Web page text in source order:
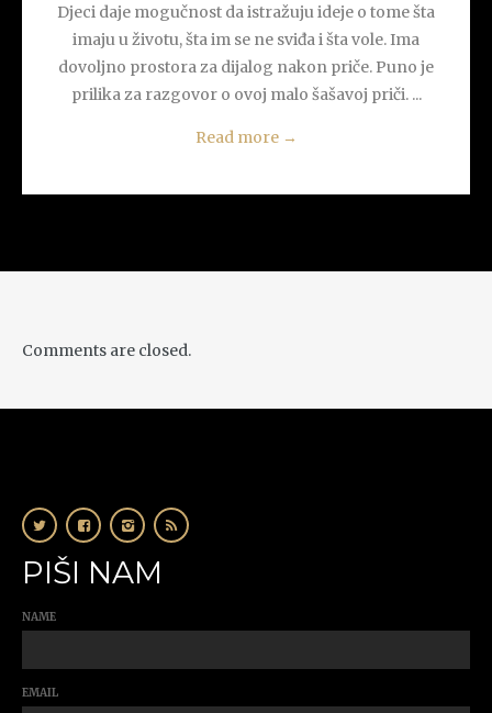
Djeci daje mogučnost da istražuju ideje o tome šta
imaju u životu, šta im se ne sviđa i šta vole. Ima
dovoljno prostora za dijalog nakon priče. Puno je
prilika za razgovor o ovoj malo šašavoj priči. ...
Read more →
Comments are closed.
PIŠI NAM
NAME
EMAIL